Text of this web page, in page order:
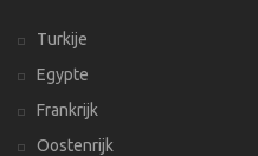
Turkije
Egypte
Frankrijk
Oostenrijk